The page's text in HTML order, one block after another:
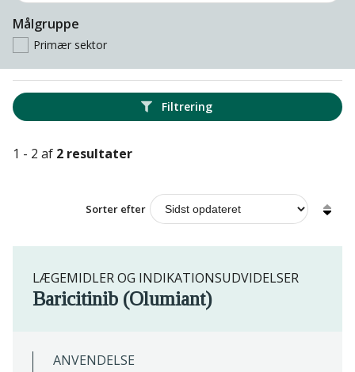
Målgruppe
Primær sektor
Filtrering
1 - 2 af 2 resultater
Sorter efter
LÆGEMIDLER OG INDIKATIONSUDVIDELSER
Baricitinib (Olumiant)
ANVENDELSE